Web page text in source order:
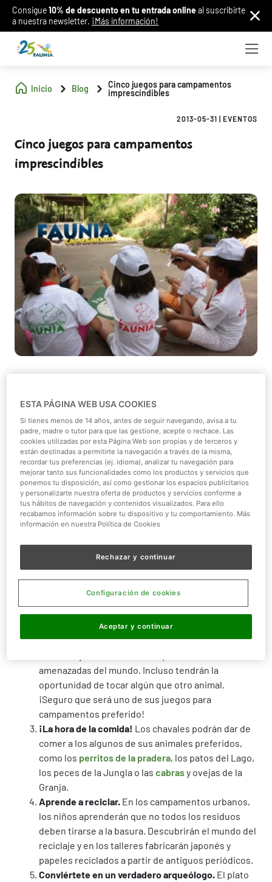
Consigue10% de descuento en tu entrada onlineal suscribirte
a nuestra newsletter. ¡Más información!
Inicio Blog
Cinco juegos para campamentos
imprescindibles
2013-05-31 EVENTOS
Cinco juegos para campamentos
imprescindibles
descubrir fósiles prehistóricos son algunos de
niños en los campamentos urbanos de Faunia,
actividades divertidas que harán del verano en la ciudad
una verdadera aventura.
Viaje a los ecosistemas del mundo. La selva
tropical dela Junglacon sus lluvias tropicales, el
Bosque Africanoy sulemures, el Polo Sur y sus
pingüinos o los territoriosWallaby
los más pequeños podrán jugar a explorar
mundos.
Descubriendo el mundo animal.Los niños de los
campamentos urbanos de Faunia acabaran
convirtiéndose en verdaderos expertos de los
animales. A través de juegos y talleres, aprenderán
las características básicas de distintos grupos
amenazadas del mundo. Incluso tendrán la
oportunidad de tocar algún que otro animal.
¡Seguro que será uno de sus juegos para
campamentos preferido!
¡La hora de la comida! Los chavales podrán dar de
comer a los algunos de sus animales preferidos,
como los perritos de la pradera, los patos del Lago,
los peces de la Jungla o las cabrasy ovejas de la
Granja.
Aprende a reciclar. En los campamentos urbanos,
los niños aprenderán que no todos los residuos
deben tirarse a la basura. Descubrirán el mundo del
reciclaje y en los talleres fabricarán japonés y
papeles reciclados a partir de antiguos periódicos.
Conviértete en un verdadero arqueólogo. El plato
ESTA PÁGINA WEB USA COOKIES
Si tienes menos de 14 años, antes de seguir navegando, avisa a tu
padre, madre o tutor para que las gestione, acepte o rechace. Las
cookies utilizadas por esta Página Web son propias y de terceros y
están destinadas a permitirte la navegación a través de la misma,
recordar tus preferencias (ej. idioma), analizar tu navegación para
mejorar tanto sus funcionalidades como los productos y servicios que
ponemos tu disposición, así como gestionar los espacios publicitarios
y personalizarte nuestra oferta de productos y servicios conforme a
tus hábitos de navegación y contenidos visualizados. Para ello
recabamos información sobre tu dispositivo y tu comportamiento. Más
información en nuestra Política de Cookies
Rechazar y continuar
Aceptar y continuar
Configuración de cookies